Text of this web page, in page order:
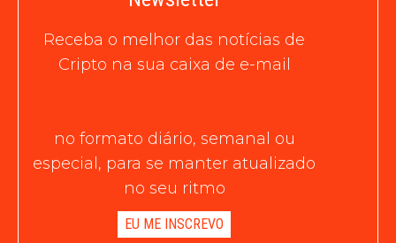
Receba o melhor das notícias de
Cripto na sua caixa de e-mail
no formato diário, semanal ou
especial, para se manter atualizado
no seu ritmo
EU ME INSCREVO